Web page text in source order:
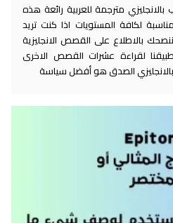
مترجمة للعربية رائعة هذه
مناسبة لكافة المستويات اذا كنت تريد
بالاطلاع على القصص الانجليزية
لقراءة عشرات القصص الاخرى
بالانجليزي الصدق هو أفضل سياسة